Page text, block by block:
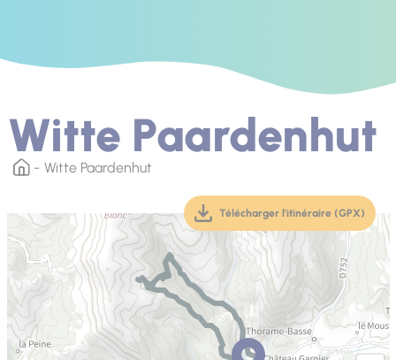
Witte Paardenhut
Witte Paardenhut
Télécharger l'itinéraire (GPX)
(téléchargement,